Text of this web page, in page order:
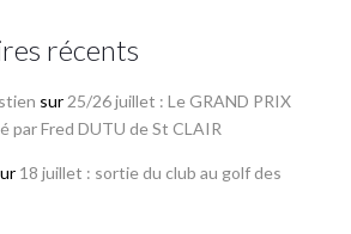
récents
sur 25/26 juillet : Le GRAND PRIX
par Fred DUTU de St CLAIR
18 juillet : sortie du club au golf des